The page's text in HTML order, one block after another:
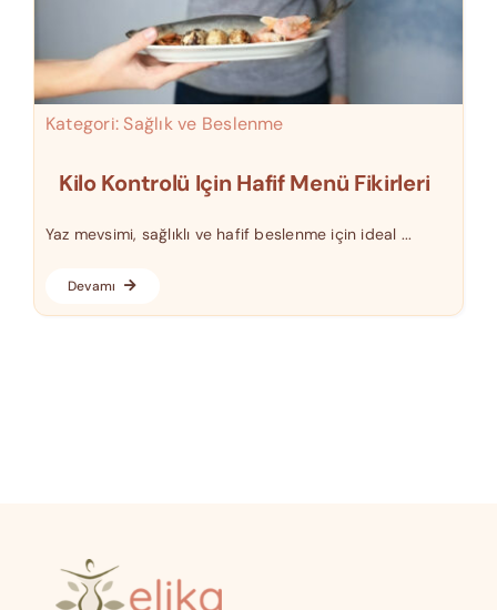
Kategori: Sağlık ve Beslenme
Kilo Kontrolü Için Hafif Menü Fikirleri
Yaz mevsimi, sağlıklı ve hafif beslenme için ideal ...
Devamı